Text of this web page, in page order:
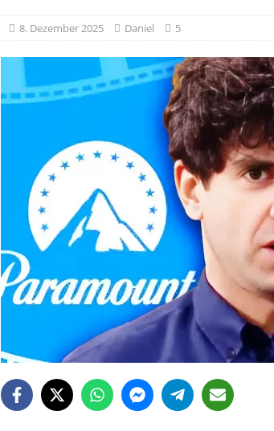
8. Dezember 2025 Daniel 5